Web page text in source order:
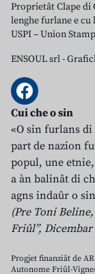
Proprietât Clape di
lenghe furlane e cu
USPI – Union
ENSOUL srl-
Cui che o sin
«O sin furlans
part de nazion
popul, une
a àn balinât di
agns indaûr o
(Pre Toni
Friûl”, Dicembar
Progjet finanziât de
Autonome Friûl-